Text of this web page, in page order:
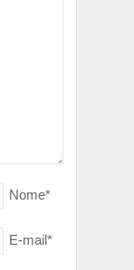
Nome*
E-mail*